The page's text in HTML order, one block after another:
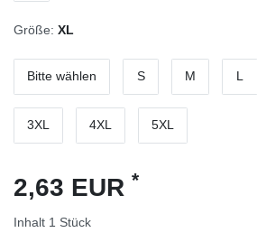
Größe: XL
Bitte wählen S M L
3XL 4XL 5XL
2,63 EUR *
Inhalt 1 Stück